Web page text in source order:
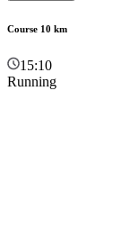
Course 10 km
15:10
Running